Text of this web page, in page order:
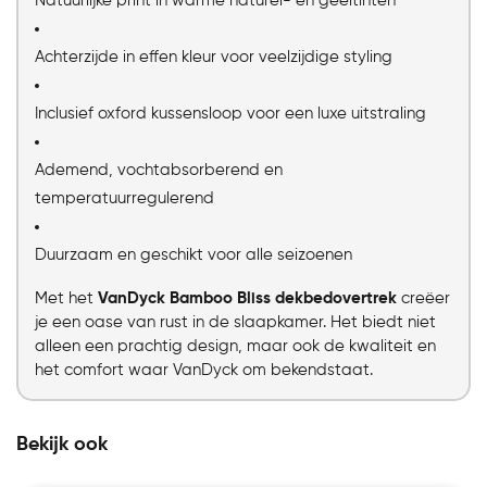
Achterzijde in effen kleur voor veelzijdige styling
Inclusief oxford kussensloop voor een luxe uitstraling
Ademend, vochtabsorberend en
temperatuurregulerend
Duurzaam en geschikt voor alle seizoenen
Met het VanDyck Bamboo Bliss dekbedovertrek creëer
je een oase van rust in de slaapkamer. Het biedt niet
alleen een prachtig design, maar ook de kwaliteit en
het comfort waar VanDyck om bekendstaat.
Bekijk ook